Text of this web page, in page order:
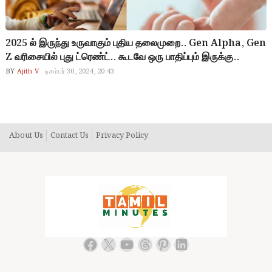
2025 ல் இருந்து உருவாகும் புதிய தலைமுறை.. Gen Alpha, Gen
Z வரிசையில் புது ட்ரெண்ட்.. கூடவே ஒரு பாதிப்பும் இருக்கு..
BY Ajith V டிசம்பர் 30, 2024, 20:43
About Us Contact Us Privacy Policy
Facebook
X YouTube
Threads
Pinterest
LinkedIn